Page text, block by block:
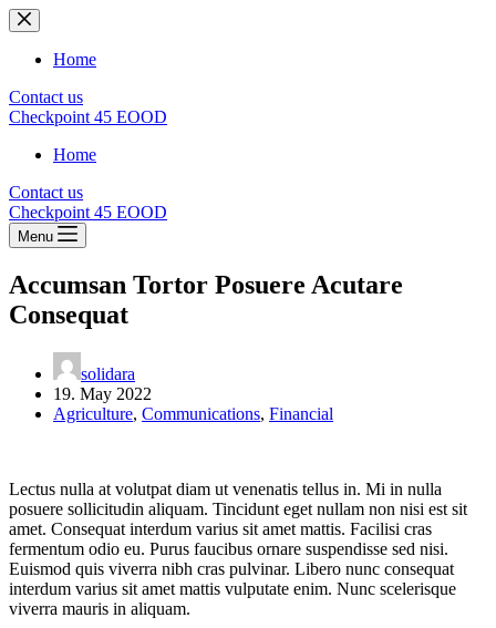
Skip
to
contentHome
Contact us
Checkpoint 45 EOOD
Home
Contact us
Checkpoint 45 EOOD
Menu
Accumsan Tortor Posuere Acutare
Consequat
solidara
19. May 2022
Agriculture, Communications, Financial
Lectus nulla at volutpat diam ut venenatis tellus in. Mi in nulla
posuere sollicitudin aliquam. Tincidunt eget nullam non nisi est sit
amet. Consequat interdum varius sit amet mattis. Facilisi cras
fermentum odio eu. Purus faucibus ornare suspendisse sed nisi.
Euismod quis viverra nibh cras pulvinar. Libero nunc consequat
interdum varius sit amet mattis vulputate enim. Nunc scelerisque
viverra mauris in aliquam.